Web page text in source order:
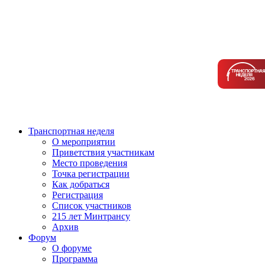
Транспортная неделя
О мероприятии
Приветствия участникам
Место проведения
Точка регистрации
Как добраться
Регистрация
Список участников
215 лет Минтрансу
Архив
Форум
О форуме
Программа